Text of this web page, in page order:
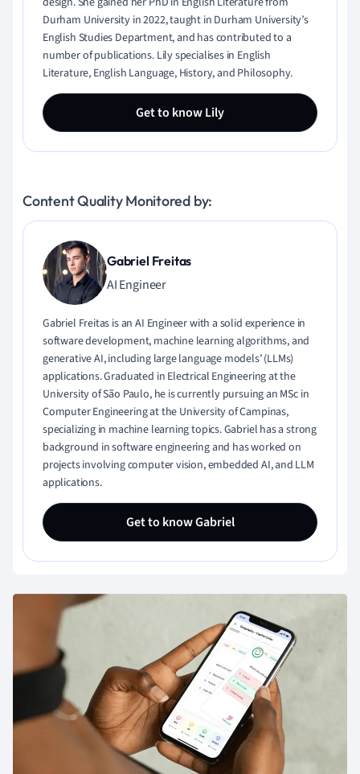
Durham University in 2022, taught in Durham University’s
English Studies Department, and has contributed to a
number of publications. Lily specialises in English
Literature, English Language, History, and Philosophy.
Get to know Lily
Content Quality Monitored by:
Gabriel Freitas
AI Engineer
Gabriel Freitas is an AI Engineer with a solid experience in
software development, machine learning algorithms, and
generative AI, including large language models’ (LLMs)
applications. Graduated in Electrical Engineering at the
University of São Paulo, he is currently pursuing an MSc in
Computer Engineering at the University of Campinas,
specializing in machine learning topics. Gabriel has a strong
background in software engineering and has worked on
projects involving computer vision, embedded AI, and LLM
applications.
Get to know Gabriel